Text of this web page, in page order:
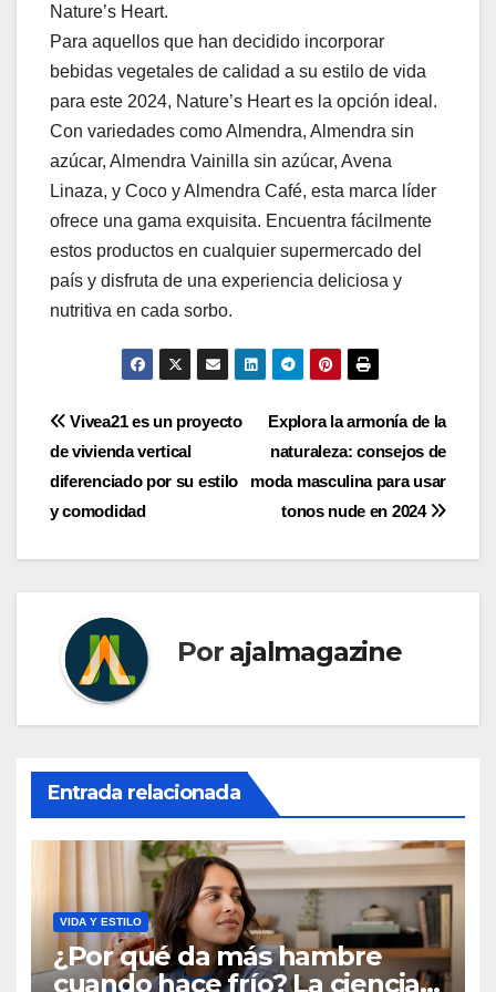
Nature’s Heart.
Para aquellos que han decidido incorporar
bebidas vegetales de calidad a su estilo de vida
para este 2024, Nature’s Heart es la opción ideal.
Con variedades como Almendra, Almendra sin
azúcar, Almendra Vainilla sin azúcar, Avena
Linaza, y Coco y Almendra Café, esta marca líder
ofrece una gama exquisita. Encuentra fácilmente
estos productos en cualquier supermercado del
país y disfruta de una experiencia deliciosa y
nutritiva en cada sorbo.
Navegación
de
entradas
Explora la armonía de la
naturaleza: consejos de
moda masculina para usar
tonos nude en 2024
Vivea21 es un proyecto
de vivienda vertical
diferenciado por su estilo
y comodidad
Por ajalmagazine
Entrada relacionada
VIDA Y ESTILO
¿Por qué da más hambre
cuando hace frío? La ciencia